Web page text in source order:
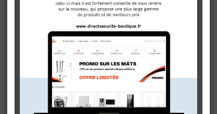
Les fonctions clés de la vidéosurveillance
Première fonctionnalité demandée au système de vidéo surveillance :
générer des alertes en cas d’intrusion pour 63,5% des personnes
interrogées. A noter que l’envoi de mails avec capture d’écran est
totalement fiable pour des caméras placées à l’intérieur d’un bâtiment
ou d’une maison. Néanmoins, pour descaméras de surveillance
, cette fonction est plus facilement perturbée par un
voisinage actif, des animaux errants ou le vent qui fait simplement
danser la végétation.